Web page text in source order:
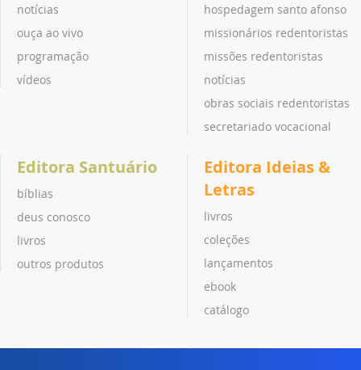
notícias
ouça ao vivo
programação
vídeos
hospedagem santo afonso
missionários redentoristas
missões redentoristas
notícias
obras sociais redentoristas
secretariado vocacional
Editora Santuário
bíblias
deus conosco
livros
outros produtos
Editora Ideias &
Letras
livros
coleções
lançamentos
ebook
catálogo